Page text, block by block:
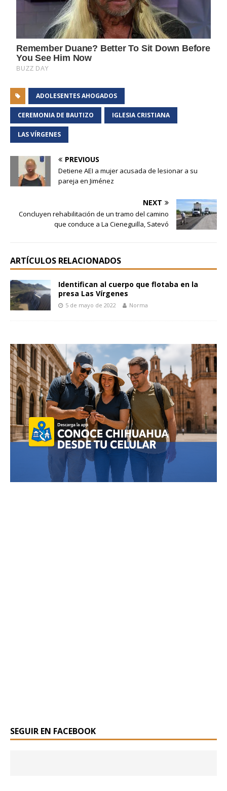
ADOLESENTES AHOGADOS
CEREMONIA DE BAUTIZO IGLESIA CRISTIANA
LAS VÍRGENES
PREVIOUS
Detiene AEI a mujer acusada de lesionar a su
pareja en Jiménez
NEXT
Concluyen rehabilitación de un tramo del camino
que conduce a La Cieneguilla, Satevó
ARTÍCULOS RELACIONADOS
Identifican al cuerpo que flotaba en la
presa Las Vírgenes
5 de mayo de 2022 Norma
SEGUIR EN FACEBOOK